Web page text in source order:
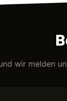
wir melden